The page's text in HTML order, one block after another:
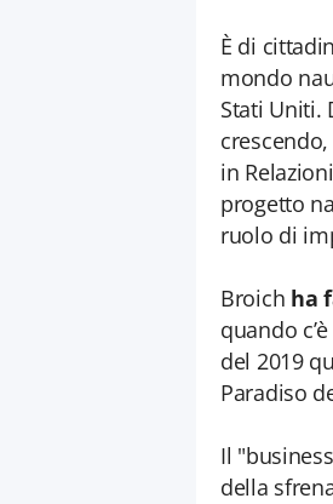
È di
mondo
Stati Uniti.
in
progetto
ruolo di
Broich ha
quando
del 2019
Paradiso
Il
della